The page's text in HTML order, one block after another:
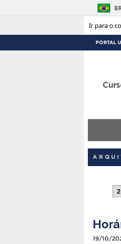
Ir para o
PORTAL
19/10/